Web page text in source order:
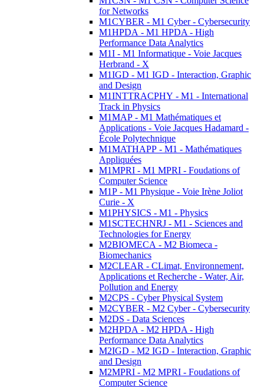
for Networks
M1CYBER - M1 Cyber - Cybersecurity
M1HPDA - M1 HPDA - High
Performance Data Analytics
M1I - M1 Informatique - Voie Jacques
Herbrand - X
M1IGD - M1 IGD - Interaction, Graphic
and Design
M1INTTRACPHY - M1 - International
Track in Physics
M1MAP - M1 Mathématiques et
Applications - Voie Jacques Hadamard -
École Polytechnique
M1MATHAPP - M1 - Mathématiques
Appliquées
M1MPRI - M1 MPRI - Foudations of
Computer Science
M1P - M1 Physique - Voie Irène Joliot
Curie - X
M1PHYSICS - M1 - Physics
M1SCTECHNRJ - M1 - Sciences and
Technologies for Energy
M2BIOMECA - M2 Biomeca -
Biomechanics
M2CLEAR - CLimat, Environnement,
Applications et Recherche - Water, Air,
Pollution and Energy
M2CPS - Cyber Physical System
M2CYBER - M2 Cyber - Cybersecurity
M2DS - Data Sciences
M2HPDA - M2 HPDA - High
Performance Data Analytics
M2IGD - M2 IGD - Interaction, Graphic
and Design
M2MPRI - M2 MPRI - Foudations of
Computer Science